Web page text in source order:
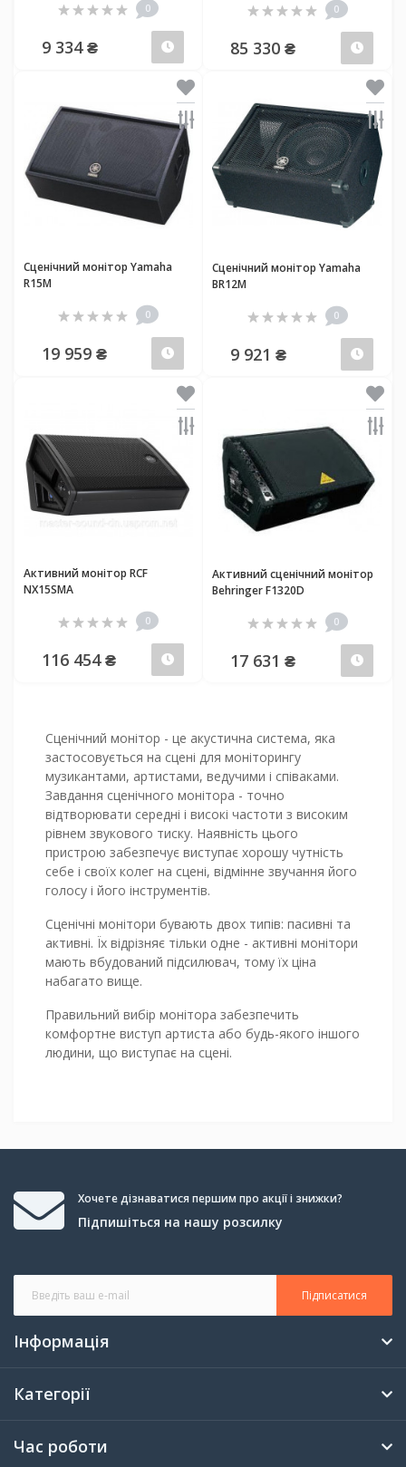
0
9 334 ₴ Передзамовлення
0
85 330 ₴
Сценічний монітор Yamaha
R15M
0
19 959 ₴ Передзамовлення
Сценічний монітор Yamaha
BR12M
0
9 921 ₴
Активний монітор RCF
NX15SMA
0
116 454 ₴ Передзамовлення
Активний сценічний монітор
Behringer F1320D
0
17 631 ₴
Сценічний монітор - це акустична система, яка
застосовується на сцені для моніторингу
музикантами, артистами, ведучими і співаками.
Завдання сценічного монітора - точно
відтворювати середні і високі частоти з високим
рівнем звукового тиску. Наявність цього
пристрою забезпечує виступає хорошу чутність
себе і своїх колег на сцені, відмінне звучання його
голосу і його інструментів.
Сценічні монітори бувають двох типів: пасивні та
активні. Їх відрізняє тільки одне - активні монітори
мають вбудований підсилювач, тому їх ціна
набагато вище.
Правильний вибір монітора забезпечить
комфортне виступ артиста або будь-якого іншого
людини, що виступає на сцені.
Хочете дізнаватися першим про акції і знижки?
Підпишіться на нашу розсилку
Підписатися
Інформація
Категорії
Час роботи